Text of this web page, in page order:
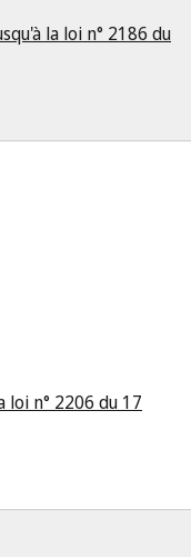
la loi n° 2186 du
loi n° 2206 du 17